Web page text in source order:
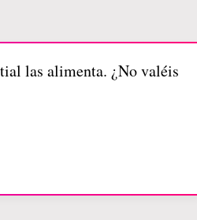
las alimenta. ¿No valéis